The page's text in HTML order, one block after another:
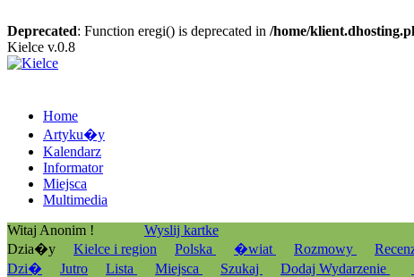
Deprecated: Function eregi() is deprecated in /home/
Kielce v.0.8
Home
Artyku�y
Kalendarz
Informator
Miejsca
Multimedia
Witaj Anonim !
Wyslij kartke
Dzia�y
Kielce i region Polska �wiat Rozmowy
Dzi�
Jutro Lista Miejsca Szukaj Dodaj Wydarzenie